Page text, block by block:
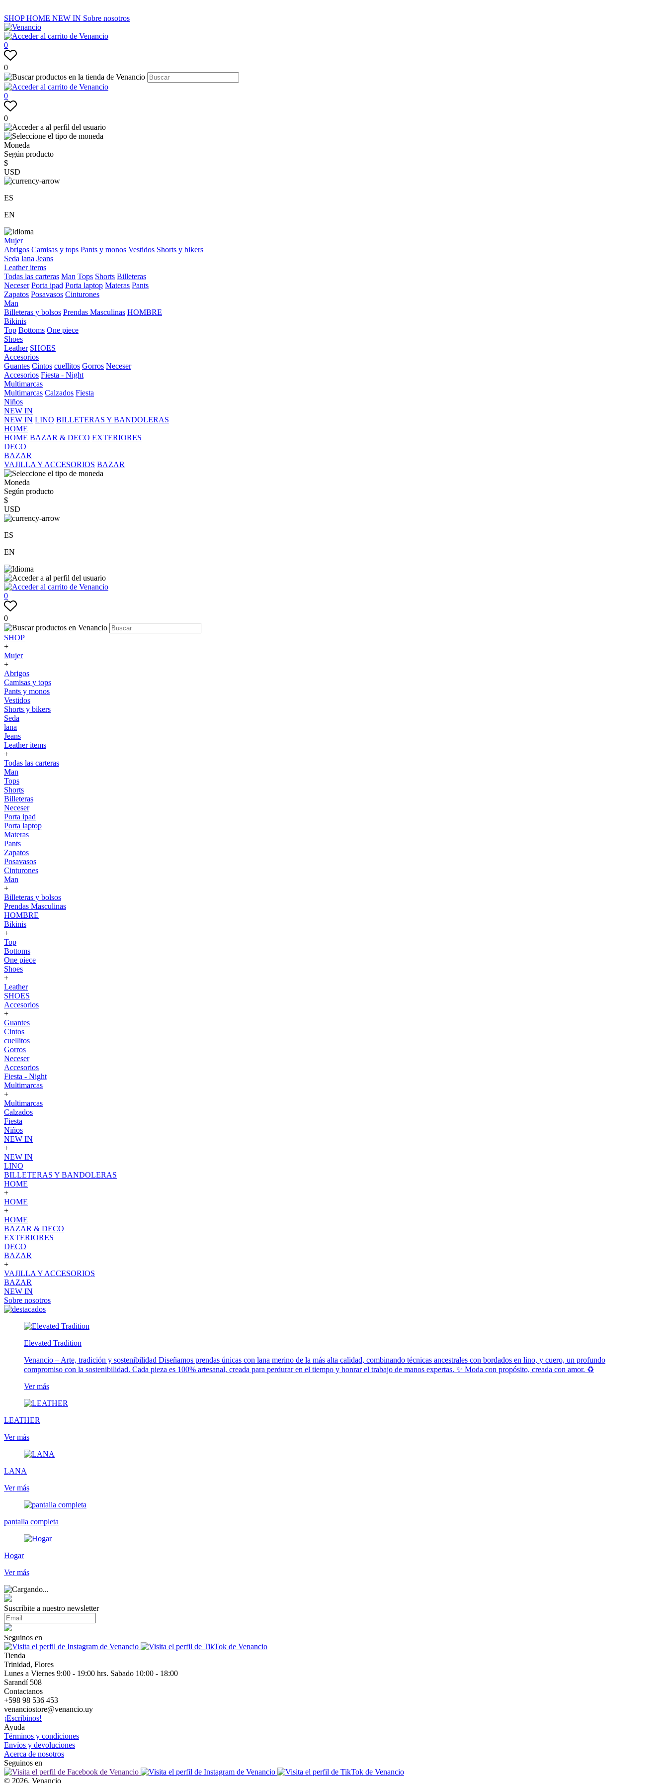
SHOPHOME NEW IN Sobre nosotros
0
0
0
0
Moneda
Según producto
$
USD
ES
EN
Mujer
Abrigos Camisas y tops Pants y monos Vestidos Shorts y bikers
Seda lana Jeans
Leather items
Todas las carteras Man Tops Shorts Billeteras
Neceser Porta ipad Porta laptop Materas Pants
Zapatos Posavasos Cinturones
Man
Billeteras y bolsos Prendas Masculinas HOMBRE
Bikinis
Top Bottoms One piece
Shoes
Leather SHOES
Accesorios
Guantes Cintos cuellitos Gorros Neceser
Accesorios Fiesta - Night
Multimarcas
Multimarcas Calzados Fiesta
Niños
NEW IN
NEW IN LINO BILLETERAS Y BANDOLERAS
HOME
HOME BAZAR & DECO EXTERIORES
DECO
BAZAR
VAJILLA Y ACCESORIOS BAZAR
Moneda
Según producto
$
USD
ES
EN
0
0
SHOP
+
Mujer
+
Abrigos
Camisas y tops
Pants y monos
Vestidos
Shorts y bikers
Seda
lana
Jeans
Leather items
+
Todas las carteras
Man
Tops
Shorts
Billeteras
Neceser
Porta ipad
Porta laptop
Materas
Pants
Zapatos
Posavasos
Cinturones
Man
+
Billeteras y bolsos
Prendas Masculinas
HOMBRE
Bikinis
+
Top
Bottoms
One piece
Shoes
+
Leather
SHOES
Accesorios
+
Guantes
Cintos
cuellitos
Gorros
Neceser
Accesorios
Fiesta - Night
Multimarcas
+
Multimarcas
Calzados
Fiesta
Niños
NEW IN
+
NEW IN
LINO
BILLETERAS Y BANDOLERAS
HOME
+
HOME
+
HOME
BAZAR & DECO
EXTERIORES
DECO
BAZAR
+
VAJILLA Y ACCESORIOS
BAZAR
NEW IN
Sobre nosotros
Elevated Tradition
Venancio – Arte, tradición y sostenibilidad Diseñamos prendas únicas con lana merino de la más alta calidad, combinando técnicas ancestrales con bordados en lino, y cuero, un profundo
compromiso con la sostenibilidad. Cada pieza es 100% artesanal, creada para perdurar en el tiempo y honrar el trabajo de manos expertas. ✨ Moda con propósito, creada con amor. ♻️
Ver más
LEATHER
Ver más
LANA
Ver más
pantalla completa
Hogar
Ver más
Suscribite a nuestro newsletter
Seguinos en
Tienda
Trinidad, Flores
Lunes a Viernes 9:00 - 19:00 hrs. Sabado 10:00 - 18:00
Sarandí 508
Contactanos
+598 98 536 453
venanciostore@venancio.uy
¡Escribinos!
Ayuda
Términos y condiciones
Envíos y devoluciones
Acerca de nosotros
Seguinos en
© 2026, Venancio